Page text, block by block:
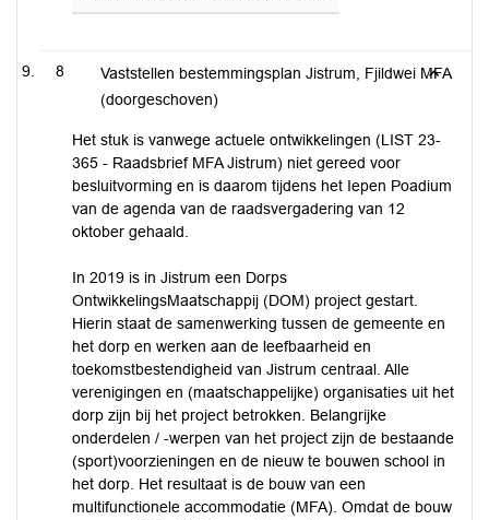
8
Vaststellen bestemmingsplan Jistrum, Fjildwei MFA
(doorgeschoven)
Het stuk is vanwege actuele ontwikkelingen (LIST 23-
365 - Raadsbrief MFA Jistrum) niet gereed voor
besluitvorming en is daarom tijdens het Iepen Poadium
van de agenda van de raadsvergadering van 12
oktober gehaald.
In 2019 is in Jistrum een Dorps
OntwikkelingsMaatschappij (DOM) project gestart.
Hierin staat de samenwerking tussen de gemeente en
het dorp en werken aan de leefbaarheid en
toekomstbestendigheid van Jistrum centraal. Alle
verenigingen en (maatschappelijke) organisaties uit het
dorp zijn bij het project betrokken. Belangrijke
onderdelen / -werpen van het project zijn de bestaande
(sport)voorzieningen en de nieuw te bouwen school in
het dorp. Het resultaat is de bouw van een
multifunctionele accommodatie (MFA). Omdat de bouw